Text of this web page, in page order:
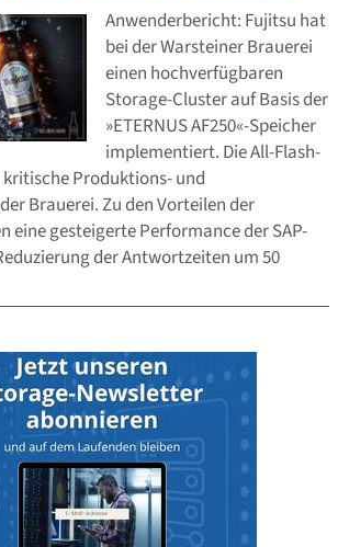
Anwenderbericht: Fujitsu hat
bei der Warsteiner Brauerei
einen hochverfügbaren
Storage-Cluster auf Basis der
»ETERNUS AF250«-Speicher
implementiert. Die All-Flash-
Produktions- und
Brauerei. Zu den Vorteilen der
eine gesteigerte Performance der SAP-
der Antwortzeiten um 50